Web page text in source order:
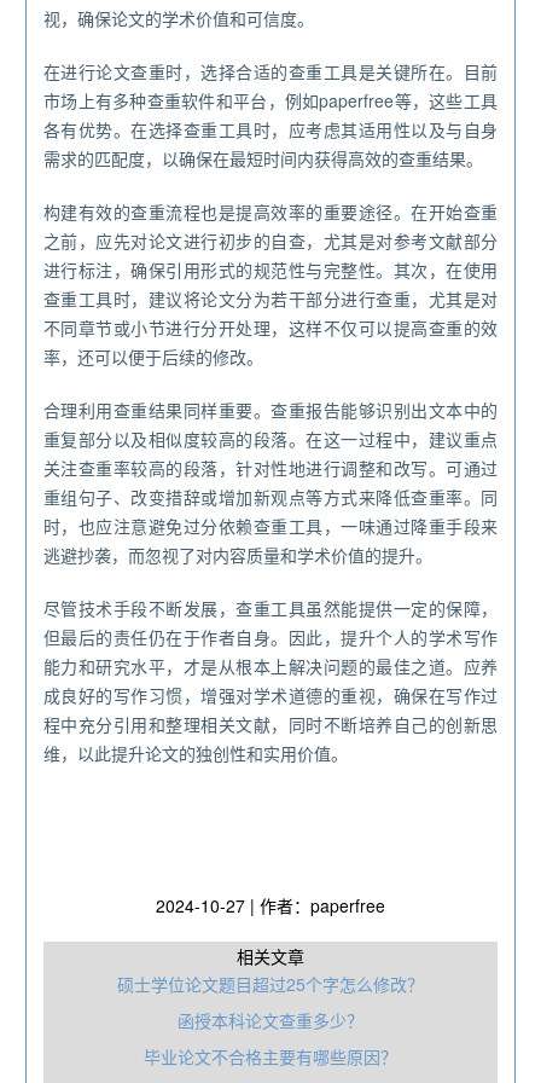
视，确保论文的学术价值和可信度。
在进行论文查重时，选择合适的查重工具是关键所在。目前
市场上有多种查重软件和平台，例如paperfree等，这些工具
各有优势。在选择查重工具时，应考虑其适用性以及与自身
需求的匹配度，以确保在最短时间内获得高效的查重结果。
构建有效的查重流程也是提高效率的重要途径。在开始查重
之前，应先对论文进行初步的自查，尤其是对参考文献部分
进行标注，确保引用形式的规范性与完整性。其次，在使用
查重工具时，建议将论文分为若干部分进行查重，尤其是对
不同章节或小节进行分开处理，这样不仅可以提高查重的效
率，还可以便于后续的修改。
合理利用查重结果同样重要。查重报告能够识别出文本中的
重复部分以及相似度较高的段落。在这一过程中，建议重点
关注查重率较高的段落，针对性地进行调整和改写。可通过
重组句子、改变措辞或增加新观点等方式来降低查重率。同
时，也应注意避免过分依赖查重工具，一味通过降重手段来
逃避抄袭，而忽视了对内容质量和学术价值的提升。
尽管技术手段不断发展，查重工具虽然能提供一定的保障，
但最后的责任仍在于作者自身。因此，提升个人的学术写作
能力和研究水平，才是从根本上解决问题的最佳之道。应养
成良好的写作习惯，增强对学术道德的重视，确保在写作过
程中充分引用和整理相关文献，同时不断培养自己的创新思
维，以此提升论文的独创性和实用价值。
2024-10-27 | 作者：paperfree
相关文章
硕士学位论文题目超过25个字怎么修改？
函授本科论文查重多少？
毕业论文不合格主要有哪些原因？